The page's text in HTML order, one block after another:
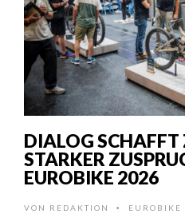
DIALOG SCHAFFT
STARKER
EUROBIKE 2026
VON REDAKTION • EUROBIKE